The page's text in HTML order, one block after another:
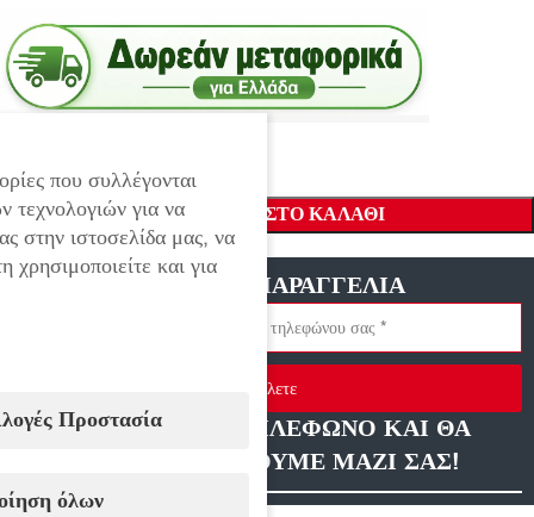
ΠΡΟΣΘΉΚΗ ΣΤΟ ΚΑΛΆΘΙ
ΓΡΗΓΟΡΗ ΠΑΡΑΓΓΕΛΙΑ
Στείλετε
ΑΦΗΣΤΕ ΜΑΣ ΤΗΛΕΦΩΝΟ ΚΑΙ ΘΑ
ΕΠΙΚΟΙΝΩΝΗΣΟΥΜΕ ΜΑΖΙ ΣΑΣ!
που συλλέγονται
για να
στην ιστοσελίδα μας, να
και για
Προστασία
όλων